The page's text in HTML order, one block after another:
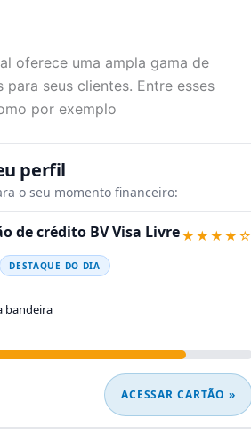
oferece uma ampla gama de
seus clientes. Entre esses
por exemplo
perfil
o seu momento financeiro:
de crédito BV Visa Livre★★★★☆
DESTAQUE DO DIA
bandeira
ACESSAR CARTÃO »